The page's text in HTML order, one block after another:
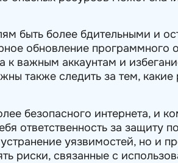
быть более бдительными и
обновление программного
к важным аккаунтам и
также следить за тем,
безопасного интернета, и
ответственность за защиту
уязвимостей, но и
риски, связанные с